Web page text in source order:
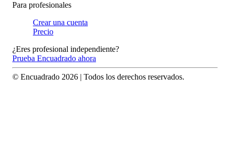
Para profesionales
Crear una cuenta
Precio
¿Eres profesional independiente?
Prueba Encuadrado ahora
© Encuadrado 2026 | Todos los derechos reservados.